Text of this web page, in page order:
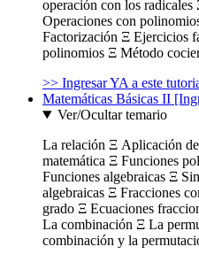
operación con los
Operaciones con
Factorización Ξ Ejercicios
polinomios Ξ Método
>> Ingresar YA a este
Matemáticas Básicas II
Ver/Ocultar temario
La relación Ξ Aplicación
matemática Ξ Funciones
Funciones algebraicas Ξ
algebraicas Ξ Fracciones
grado Ξ Ecuaciones
La combinación Ξ La
combinación y la